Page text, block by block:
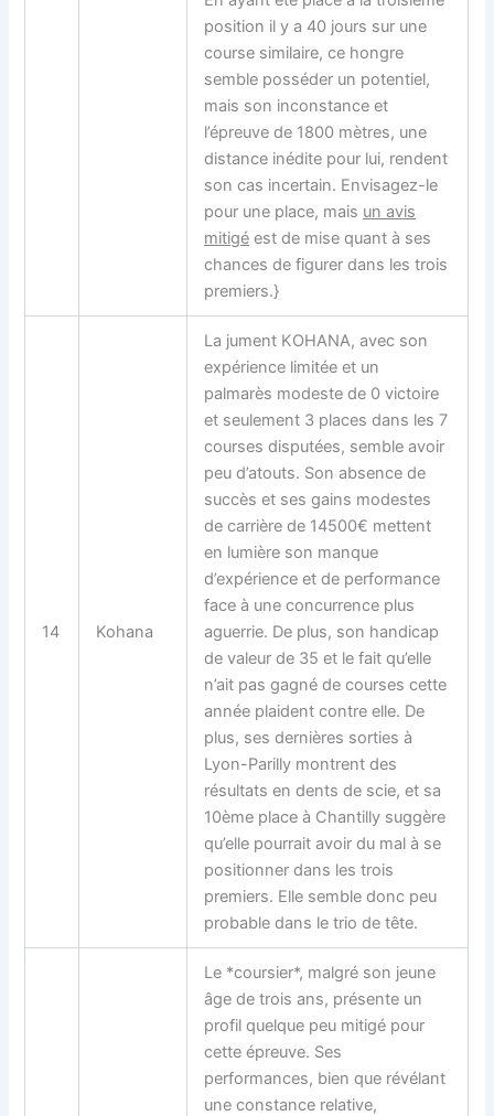
position il y a 40 jours sur une
course similaire, ce hongre
semble posséder un potentiel,
mais son inconstance et
l’épreuve de 1800 mètres, une
distance inédite pour lui, rendent
son cas incertain. Envisagez-le
pour une place, mais un avis
mitigé est de mise quant à ses
chances de figurer dans les trois
premiers.}
14 Kohana
La jument KOHANA, avec son
expérience limitée et un
palmarès modeste de 0 victoire
et seulement 3 places dans les 7
courses disputées, semble avoir
peu d’atouts. Son absence de
succès et ses gains modestes
de carrière de 14500€ mettent
en lumière son manque
d’expérience et de performance
face à une concurrence plus
aguerrie. De plus, son handicap
de valeur de 35 et le fait qu’elle
n’ait pas gagné de courses cette
année plaident contre elle. De
plus, ses dernières sorties à
Lyon-Parilly montrent des
résultats en dents de scie, et sa
10ème place à Chantilly suggère
qu’elle pourrait avoir du mal à se
positionner dans les trois
premiers. Elle semble donc peu
probable dans le trio de tête.
Le *coursier*, malgré son jeune
âge de trois ans, présente un
profil quelque peu mitigé pour
cette épreuve. Ses
performances, bien que révélant
une constance relative,